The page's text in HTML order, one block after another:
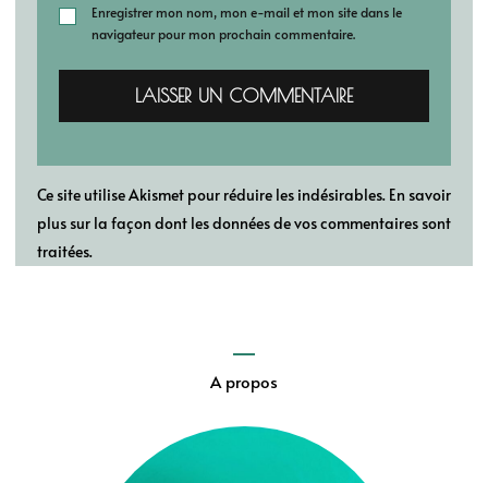
Enregistrer mon nom, mon e-mail et mon site dans le
navigateur pour mon prochain commentaire.
Ce site utilise Akismet pour réduire les indésirables. En savoir
plus sur la façon dont les données de vos commentaires sont
traitées.
A propos